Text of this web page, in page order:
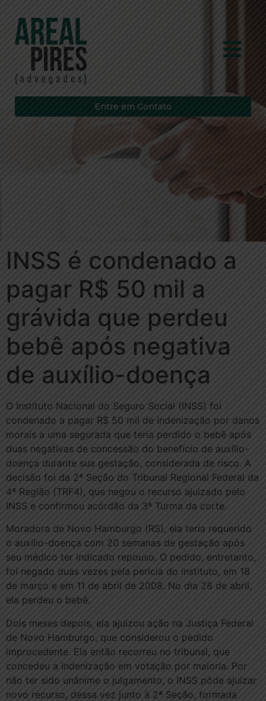
Entre em Contato
INSS é condenado a
pagar R$ 50 mil a
grávida que perdeu
bebê após negativa
de auxílio-doença
O Instituto Nacional do Seguro Social (INSS) foi
condenado a pagar R$ 50 mil de indenização por danos
morais a uma segurada que teria perdido o bebê após
duas negativas de concessão do benefício de auxílio-
doença durante sua gestação, considerada de risco. A
decisão foi da 2ª Seção do Tribunal Regional Federal da
4ª Região (TRF4), que negou o recurso ajuizado pelo
INSS e confirmou acórdão da 3ª Turma da corte.
Moradora de Novo Hamburgo (RS), ela teria requerido
o auxílio-doença com 20 semanas de gestação após
seu médico ter indicado repouso. O pedido, entretanto,
foi negado duas vezes pela perícia do instituto, em 18
de março e em 11 de abril de 2008. No dia 28 de abril,
ela perdeu o bebê.
Dois meses depois, ela ajuizou ação na Justiça Federal
de Novo Hamburgo, que considerou o pedido
improcedente. Ela então recorreu no tribunal, que
concedeu a indenização em votação por maioria. Por
não ter sido unânime o julgamento, o INSS pôde ajuizar
novo recurso, dessa vez junto à 2ª Seção, formada